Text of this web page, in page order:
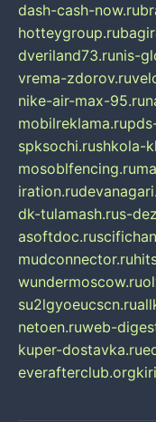
dash-cash-now.ru
hotteygroup.ru
dveriland73.runis-
vrema-zdorov.ru
nike-air-max-95.ru
mobilreklama.ru
spksochi.rushkola-
mosoblfencing.ru
iration.ru
dk-tulamash.rus-
asoftdoc.ru
mudconnector.ru
wundermoscow.ru
su2lgyoeucscn.ru
netoen.ruweb-
kuper-dostavka.ru
everafterclub.org